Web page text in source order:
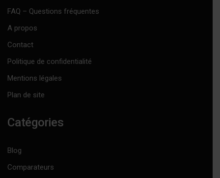
FAQ – Questions fréquentes
A propos
Contact
Politique de confidentialité
Mentions légales
Plan de site
Catégories
Blog
Comparateurs